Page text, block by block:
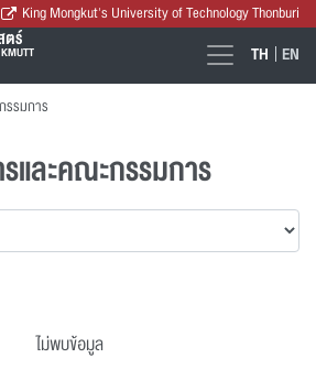
King Mongkut's University of Technology Thonburi
ตร์
TH EN
รรมการ
และคณะกรรมการ
ไม่พบข้อมูล